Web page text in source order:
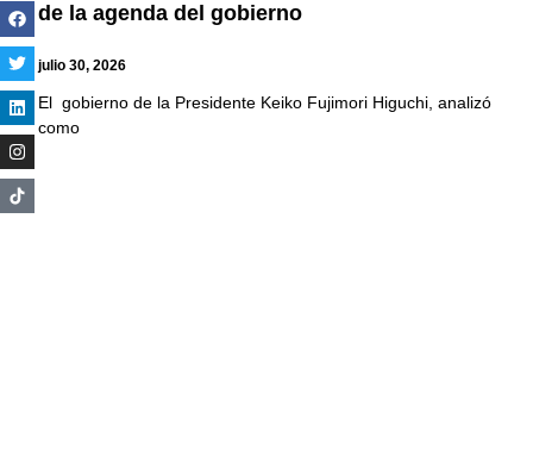
de la agenda del gobierno
julio 30, 2026
El gobierno de la Presidente Keiko Fujimori Higuchi, analizó
como